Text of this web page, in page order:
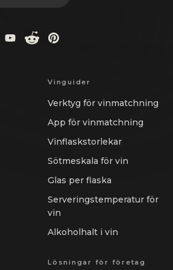
Vinguider
Verktyg för vinmatchning
App för vinmatchning
Vinflaskstorlekar
Sötmeskala för vin
Glas per flaska
Serveringstemperatur för
vin
Alkoholhalt i vin
Lösningar för företag